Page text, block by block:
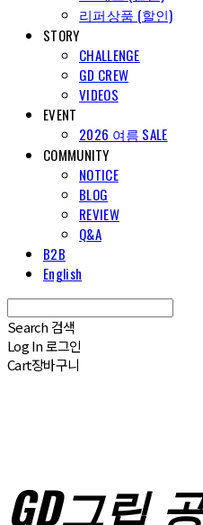
리퍼상품 (할인)
STORY
CHALLENGE
GD CREW
VIDEOS
EVENT
2026 여름 SALE
COMMUNITY
NOTICE
BLOG
REVIEW
Q&A
B2B
English
Search 검색
Log In로그인
Cart장바구니
GD그립